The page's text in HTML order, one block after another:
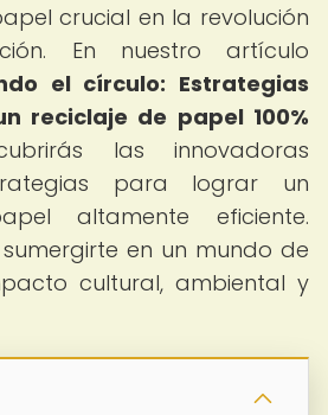
crucial en la revolución
En nuestro artículo
el círculo: Estrategias
reciclaje de papel 100%
las innovadoras
para lograr un
altamente eficiente.
en un mundo de
cultural, ambiental y